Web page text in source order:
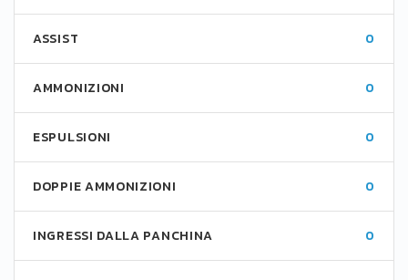
ASSIST 0
AMMONIZIONI 0
ESPULSIONI 0
DOPPIE AMMONIZIONI 0
INGRESSI DALLA PANCHINA 0